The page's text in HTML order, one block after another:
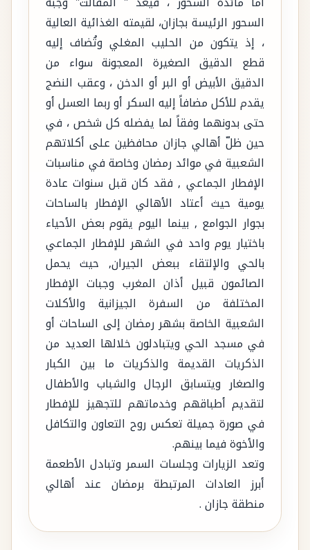
السحور الرئيسة بجازان، لقيمته الغذائية العالية
، إذ يتكون من الحليب المغلي وتُضاف إليه
قطع الدقيق الصغيرة المعجونة سواء من
الدقيق الأبيض أو البر أو الدخن ، وعقب النضج
يقدم للأكل مضافاً إليه السكر أو ربما العسل أو
حتى بدونهما وفقاً لما يفضله كل شخص ، في
حين ظلّ أهالي جازان محافظين على أكلاتهم
الشعبية في موائد رمضان وخاصة في مناسبات
الإفطار الجماعي , فقد كان قبل سنوات عادة
يومية حيث أعتاد الأهالي الإفطار بالساحات
بجوار الجوامع , بينما اليوم يقوم بعض الأحياء
باختيار يوم واحد في الشهر للإفطار الجماعي
بالحي والإلتقاء ببعض الجيران, حيث يحمل
الصائمون قبيل أذان المغرب وجبات الإفطار
المختلفة من السفرة الجيزانية والأكلات
الشعبية الخاصة بشهر رمضان إلى الساحات أو
في مسجد الحي ويتبادلون خلالها العديد من
الذكريات القديمة والذكريات ما بين الكبار
والصغار ويتسابق الرجال والشباب والأطفال
لتقديم أطباقهم وخدماتهم للتجهيز للإفطار
في صورة جميلة تعكس روح التعاون والتكافل
والأخوة فيما بينهم.
وتعد الزيارات وجلسات السمر وتبادل الأطعمة
أبرز العادات المرتبطة برمضان عند أهالي
منطقة جازان .